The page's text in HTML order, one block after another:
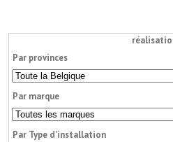
Par provinces
Par marque
Par Type d'installation